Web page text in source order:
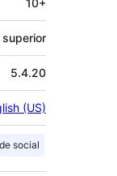
10+
5.4.20
(US)
social